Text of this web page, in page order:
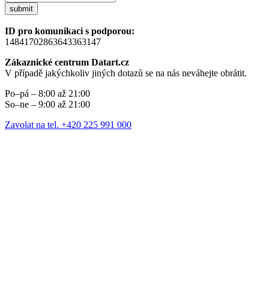
submit
ID pro komunikaci s podporou:
14841702863643363147
Zákaznické centrum Datart.cz
V případě jakýchkoliv jiných dotazů se na nás neváhejte obrátit.
Po–pá – 8:00 až 21:00
So–ne – 9:00 až 21:00
Zavolat na tel. +420 225 991 000